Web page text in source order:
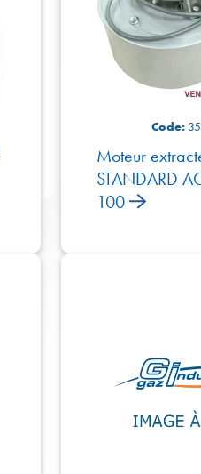
Code:
Moteur
STANDARD
100